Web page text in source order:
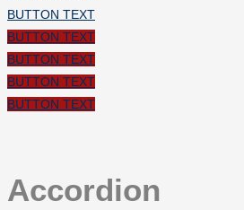
BUTTON TEXT
BUTTON TEXT
BUTTON TEXT
BUTTON TEXT
BUTTON TEXT
Accordion